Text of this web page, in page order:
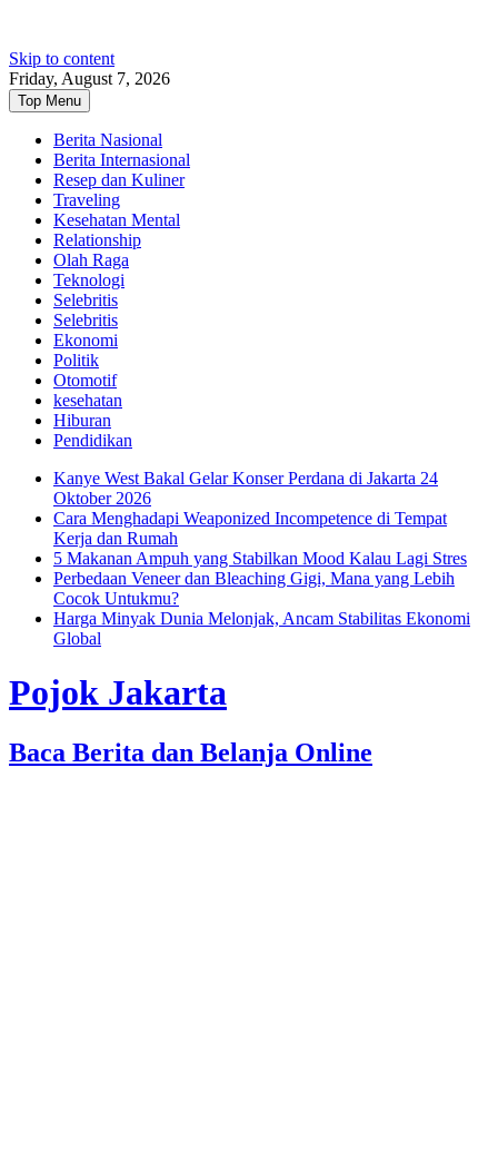
Skip to content
Friday, August 7, 2026
Top Menu
Berita Nasional
Berita Internasional
Resep dan Kuliner
Traveling
Kesehatan Mental
Relationship
Olah Raga
Teknologi
Selebritis
Selebritis
Ekonomi
Politik
Otomotif
kesehatan
Hiburan
Pendidikan
Kanye West Bakal Gelar Konser Perdana di Jakarta 24
Oktober 2026
Cara Menghadapi Weaponized Incompetence di Tempat
Kerja dan Rumah
5 Makanan Ampuh yang Stabilkan Mood Kalau Lagi Stres
Perbedaan Veneer dan Bleaching Gigi, Mana yang Lebih
Cocok Untukmu?
Harga Minyak Dunia Melonjak, Ancam Stabilitas Ekonomi
Global
Pojok Jakarta
Baca Berita dan Belanja Online